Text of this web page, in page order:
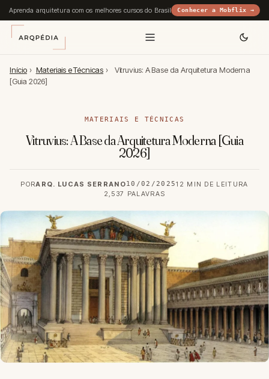
Aprenda arquitetura com os melhores cursos do Brasil Conhecer a Mobflix →
Início › Materiais e Técnicas ›
Vitruvius: A Base da Arquitetura Moderna
[Guia 2026]
MATERIAIS E TÉCNICAS
Vitruvius: A Base da Arquitetura Moderna [Guia
2026]
PORARQ. LUCAS SERRANO10/02/202512 MIN DE LEITURA
2,537 PALAVRAS